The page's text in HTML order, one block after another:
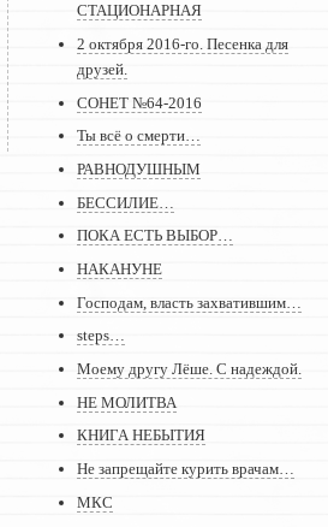
СТАЦИОНАРНАЯ
2 октября 2016-го. Песенка для
друзей.
СОНЕТ №64-2016
Ты всё о смерти…
РАВНОДУШНЫМ
БЕССИЛИЕ…
ПОКА ЕСТЬ ВЫБОР…
НАКАНУНЕ
Господам, власть захватившим…
steps…
Моему другу Лёше. С надеждой.
НЕ МОЛИТВА
КНИГА НЕБЫТИЯ
Не запрещайте курить врачам…
МКС